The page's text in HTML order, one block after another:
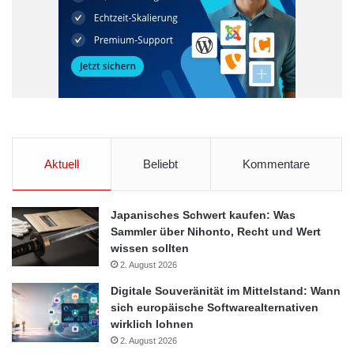
Zuhören, wo geredet wird:
Aktuell Beliebt Kommentare
Japanisches Schwert kaufen: Was
Sammler über Nihonto, Recht und Wert
wissen sollten
2. August 2026
Digitale Souveränität im Mittelstand: Wann
sich europäische Softwarealternativen
wirklich lohnen
2. August 2026